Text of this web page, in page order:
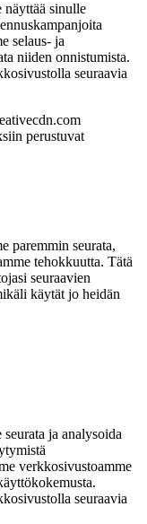
sinulle
selaus- ja
niiden onnistumista.
seuraavia
perustuvat
paremmin seurata,
tehokkuutta. Tätä
seuraavien
käytät jo heidän
ja analysoida
verkkosivustoamme
seuraavia